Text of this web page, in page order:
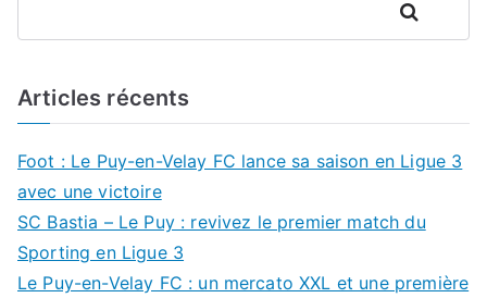
Rechercher
Articles récents
Foot : Le Puy-en-Velay FC lance sa saison en Ligue 3
avec une victoire
SC Bastia – Le Puy : revivez le premier match du
Sporting en Ligue 3
Le Puy-en-Velay FC : un mercato XXL et une première